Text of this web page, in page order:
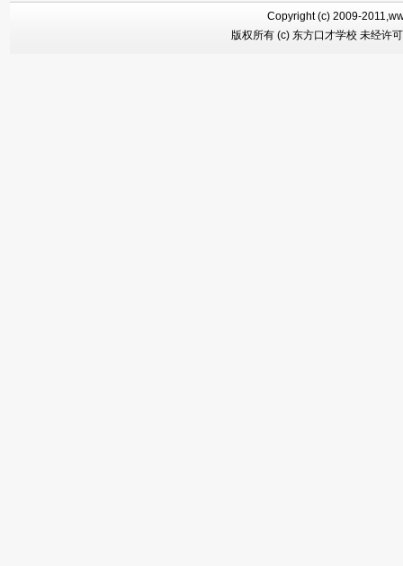
Copyright (c) 2009-
版权所有 (c) 东方口才学校 未经许